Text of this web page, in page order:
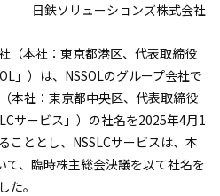
日鉄ソリューションズ株式会社
（本社：東京都港区、代表取締役
」）は、NSSOLのグループ会社で
本社：東京都中央区、代表取締役
サービス」）の社名を2025年4月1
こととし、NSSLCサービスは、本
て、臨時株主総会決議を以て社名を
た。